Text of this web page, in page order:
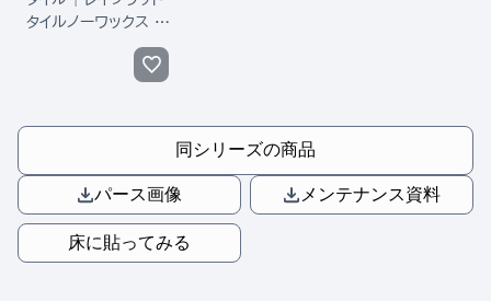
タイルノーワックス 木
同シリーズの商品
パース画像 メンテナンス資料
床に貼ってみる